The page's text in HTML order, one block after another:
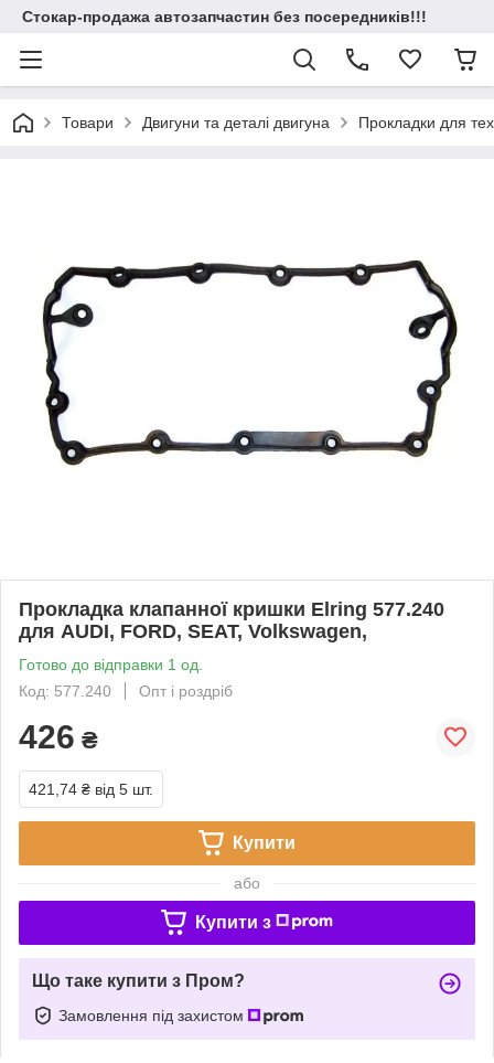
Стокар-продажа автозапчастин без посередників!!!
Товари Двигуни та деталі двигуна Прокладки для
Прокладка клапанної кришки Elring 577.240
для AUDI, FORD, SEAT, Volkswagen,
Готово до відправки 1 од.
Код: 577.240
Опт і роздріб
426 ₴
421,74 ₴ від 5 шт.
Купити
або
Купити з
Що таке купити з Пром?
Замовлення під захистом